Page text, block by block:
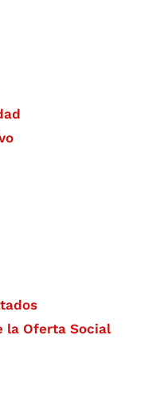
la Oferta Social